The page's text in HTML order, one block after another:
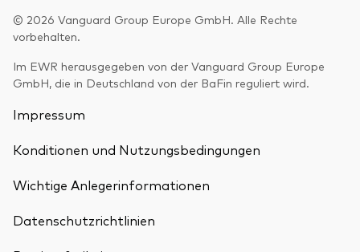
© 2026 Vanguard Group Europe GmbH. Alle Rechte
vorbehalten.
Im EWR herausgegeben von der Vanguard Group Europe
GmbH, die in Deutschland von der BaFin reguliert wird.
Impressum
Konditionen und Nutzungsbedingungen
Wichtige Anlegerinformationen
Datenschutzrichtlinien